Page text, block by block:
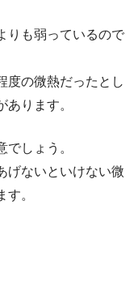
りも弱っているので
度の微熱だったとし
ります。
しょう。
げないといけない微
。